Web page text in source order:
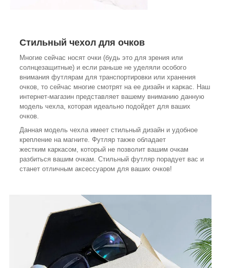
Стильный чехол для очков
Многие сейчас носят очки (будь это для зрения или
солнцезащитные) и если раньше не уделяли особого
внимания футлярам для транспортировки или хранения
очков, то сейчас многие смотрят на ее дизайн и каркас. Наш
интернет-магазин представляет вашему вниманию данную
модель чехла, которая идеально подойдет для ваших
очков.
Данная модель чехла имеет стильный дизайн и удобное
крепление на магните. Футляр также обладает
жестким каркасом, который не позволит вашим очкам
разбиться вашим очкам. Стильный футляр порадует вас и
станет отличным аксессуаром для ваших очков!